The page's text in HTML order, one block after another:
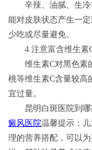
辛辣、油腻、生冷
能对皮肤状态产生一
少吃或尽量避免。
4.注意富含维生素
维生素C对黑色素的
桃等维生素C含量较高
宜过量。
昆明白斑医院到哪
癜风医院温馨提示：
理的营养搭配，可以